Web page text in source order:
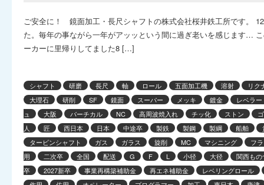
ご安全に！ 鏡面加工・長尺シャフトの株式会社桜井鉄工所です。
た。毎年の事ながら一年がアッッという間に過ぎ老いを感じます…
ーカーに里帰りしてました8 […]
シャフト 研磨 長尺 軸 ロール 五面加工機 溶射
リク
大理石
研削 SF 鏡面 スーパー メッキ 鍍金
レベラー
ュ
大阪 バーチカル NC 高周波焼入れ チッ化 ストン
人
匠 西日本 日本 中途卒 製鉄 製鋼 製綱 船舶
タービンシャフト
ガス ガラス 旋削 MC マシニング
フ
用
二次卒 全国 配送 G F L 小径 大径
関西も
卒
2027新卒 事業再構築補助金 再エネ補助金
レベリングロール